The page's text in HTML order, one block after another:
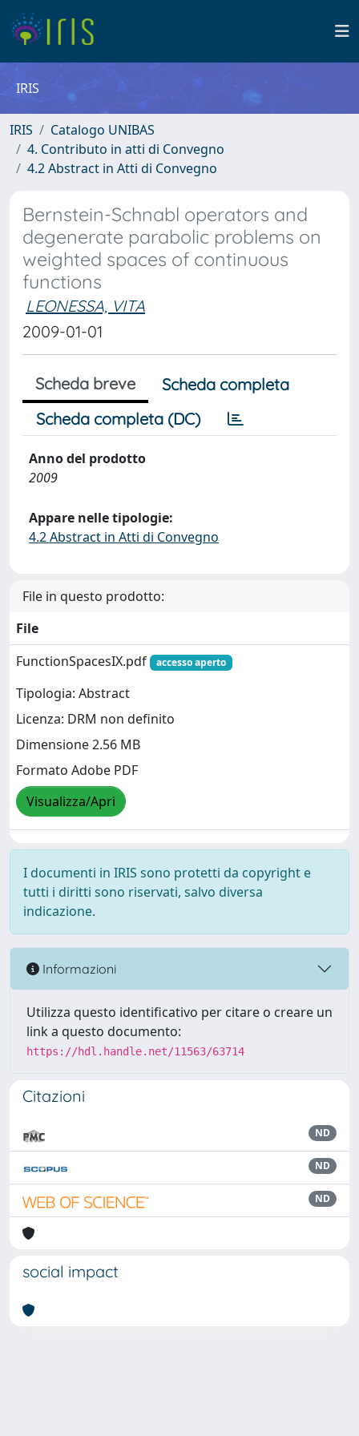
IRIS
IRIS
Catalogo UNIBAS
4. Contributo in atti di Convegno
4.2 Abstract in Atti di Convegno
Bernstein-Schnabl operators and
degenerate parabolic problems on
weighted spaces of continuous
functions
LEONESSA, VITA
2009-01-01
Scheda breve
Scheda completa
Scheda completa (DC)
Anno del prodotto
2009
Appare nelle tipologie:
4.2 Abstract in Atti di Convegno
File in questo prodotto:
File
FunctionSpacesIX.pdf
accesso aperto
Tipologia: Abstract
Licenza: DRM non definito
Dimensione 2.56 MB
Formato Adobe PDF
Visualizza/Apri
I documenti in IRIS sono protetti da copyright e
tutti i diritti sono riservati, salvo diversa
indicazione.
Informazioni
Utilizza questo identificativo per citare o creare un
link a questo documento:
https://hdl.handle.net/11563/63714
Citazioni
ND
ND
ND
social impact